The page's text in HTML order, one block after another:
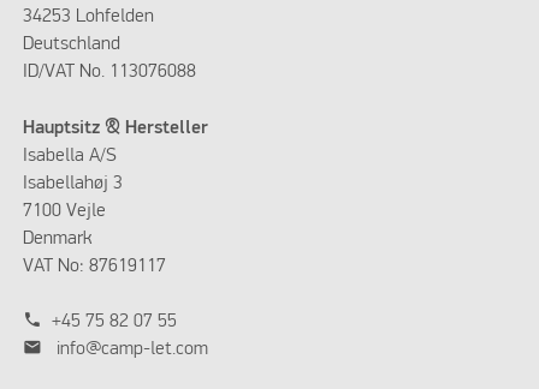
34253 Lohfelden
Deutschland
ID/VAT No. 113076088
Hauptsitz & Hersteller
Isabella A/S
Isabellahøj 3
7100 Vejle
Denmark
VAT No: 87619117
phone +45 75 82 07 55
mail info@camp-let.com